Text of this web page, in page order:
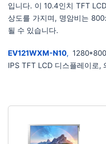
입니다. 이 10.4인치 TFT
상도를 가지며, 명암비는
될 수 있습니다.
EV121WXM-N10,
IPS TFT LCD 디스플레이로,